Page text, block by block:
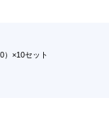
）×10セット